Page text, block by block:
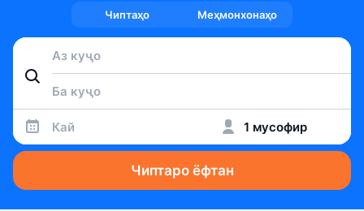
Чиптаҳо Меҳмонхонаҳо
Кай 1 мусофир
Чиптаро ёфтан